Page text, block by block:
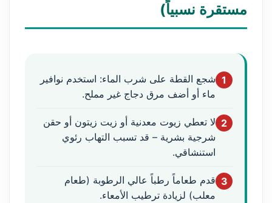
مستقرة نسبياً)
1 شجع القطة على شرب الماء: استخدم نوافير
ماء أو أضف مرق دجاج غير مملح.
2 لا تعطي زيوت معدنية أو زيت زيتون أو حقن
شرجية بشرية – قد تسبب التهاب رئوي
استنشاقي.
3 قدم طعاماً رطباً عالي الرطوبة (طعام
معلب) لزيادة ترطيب الأمعاء.